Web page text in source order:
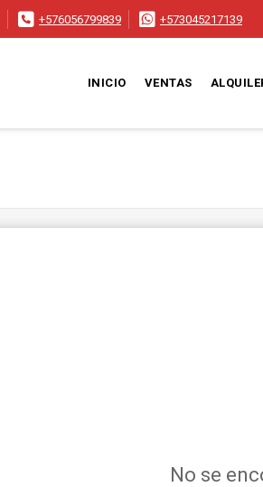
+576056799839 +573045217139
INICIO VENTAS
No se